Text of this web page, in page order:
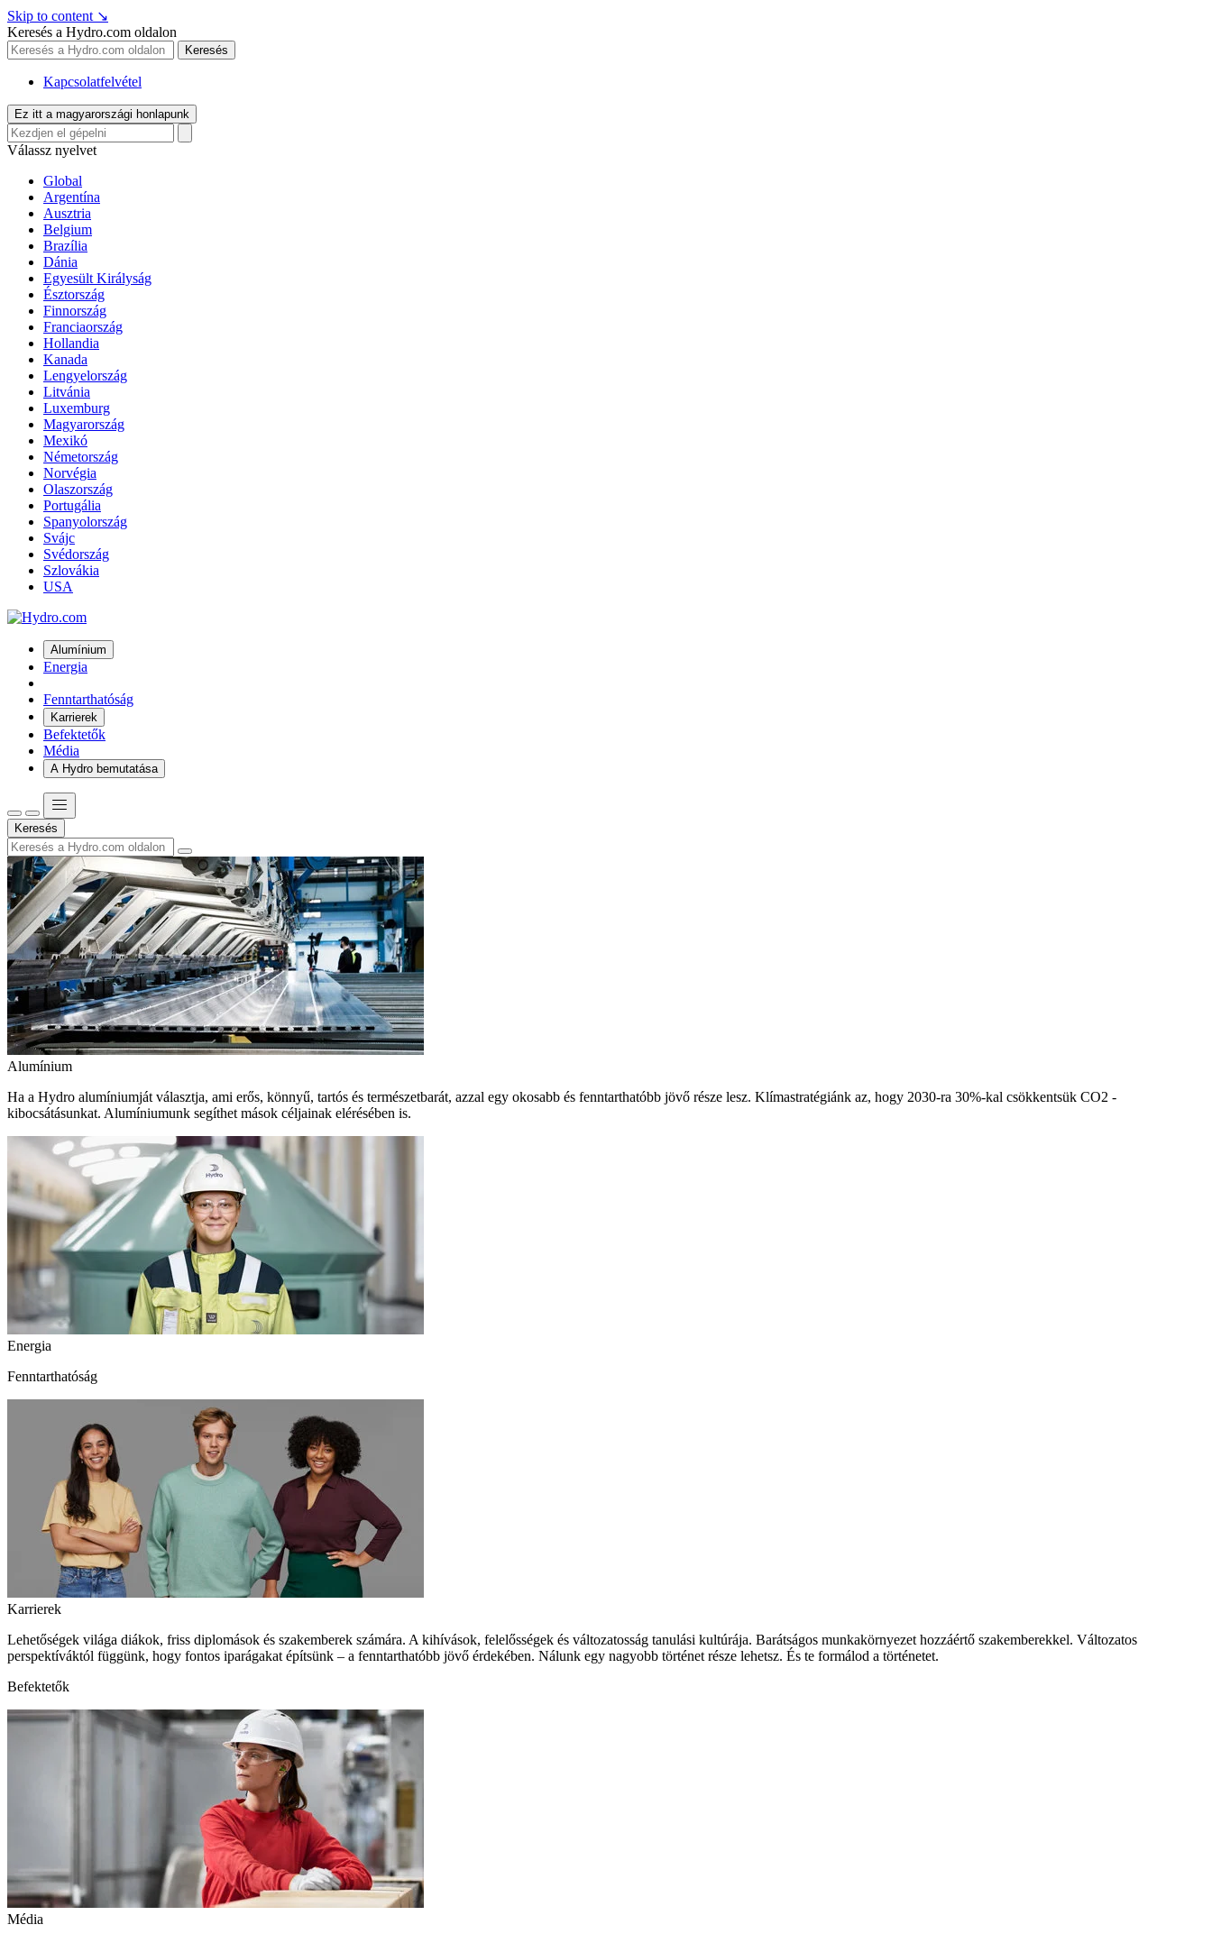
Skip to content ↘
Keresés a Hydro.com oldalon
Keresés
Kapcsolatfelvétel
Ez itt a magyarországi honlapunk
Válassz nyelvet
Global
Argentína
Ausztria
Belgium
Brazília
Dánia
Egyesült Királyság
Észtország
Finnország
Franciaország
Hollandia
Kanada
Lengyelország
Litvánia
Luxemburg
Magyarország
Mexikó
Németország
Norvégia
Olaszország
Portugália
Spanyolország
Svájc
Svédország
Szlovákia
USA
Alumínium
Energia
Fenntarthatóság
Karrierek
Befektetők
Média
A Hydro bemutatása
Keresés
Alumínium
Ha a Hydro alumíniumját választja, ami erős, könnyű, tartós és természetbarát, azzal egy okosabb és fenntarthatóbb jövő része lesz. Klímastratégiánk az, hogy 2030-ra 30%-kal csökkentsük CO2 -
kibocsátásunkat. Alumíniumunk segíthet mások céljainak elérésében is.
Energia
Fenntarthatóság
Karrierek
Lehetőségek világa diákok, friss diplomások és szakemberek számára. A kihívások, felelősségek és változatosság tanulási kultúrája. Barátságos munkakörnyezet hozzáértő szakemberekkel. Változatos
perspektíváktól függünk, hogy fontos iparágakat építsünk – a fenntarthatóbb jövő érdekében. Nálunk egy nagyobb történet része lehetsz. És te formálod a történetet.
Befektetők
Média